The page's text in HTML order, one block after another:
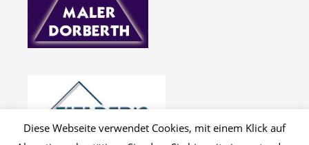
Diese Webseite verwendet Cookies, mit einem Klick auf